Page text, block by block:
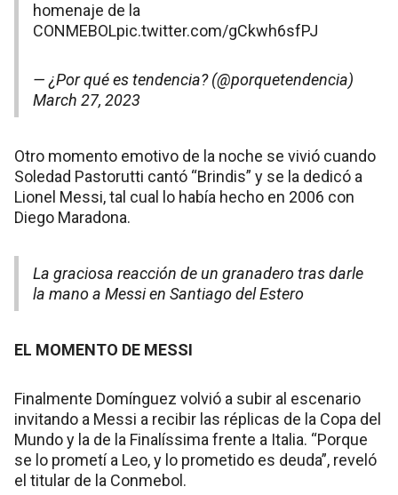
homenaje de la
CONMEBOLpic.twitter.com/gCkwh6sfPJ
— ¿Por qué es tendencia? (@porquetendencia)
March 27, 2023
Otro momento emotivo de la noche se vivió cuando
Soledad Pastorutti cantó “Brindis” y se la dedicó a
Lionel Messi, tal cual lo había hecho en 2006 con
Diego Maradona.
La graciosa reacción de un granadero tras darle
la mano a Messi en Santiago del Estero
EL MOMENTO DE MESSI
Finalmente Domínguez volvió a subir al escenario
invitando a Messi a recibir las réplicas de la Copa del
Mundo y la de la Finalíssima frente a Italia. “Porque
se lo prometí a Leo, y lo prometido es deuda”, reveló
el titular de la Conmebol.